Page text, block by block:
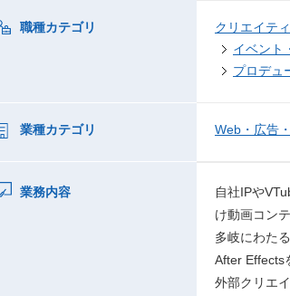
職種カテゴリ
クリエイテ
イベント
プロデュ
業種カテゴリ Web・広告
業務内容
自社IPや
け動画コン
多岐にわた
After Effects
外部クリエ